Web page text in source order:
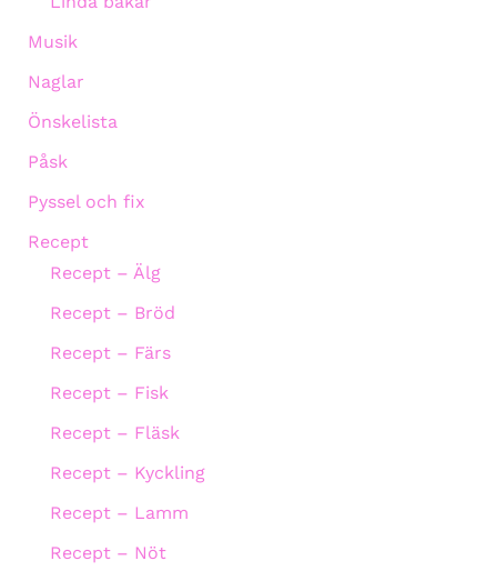
Musik
Naglar
Önskelista
Påsk
Pyssel och fix
Recept
Recept – Älg
Recept – Bröd
Recept – Färs
Recept – Fisk
Recept – Fläsk
Recept – Kyckling
Recept – Lamm
Recept – Nöt